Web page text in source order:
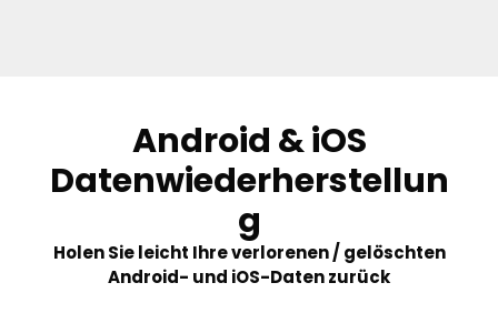
content
Android & iOS
Datenwiederherstellun
g
Holen Sie leicht Ihre verlorenen / gelöschten
Android- und iOS-Daten zurück